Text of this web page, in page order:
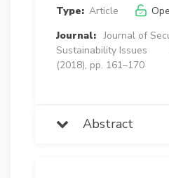
Type: Article
Journal: Journal of
Sustainability Issues
(2018), pp. 161–170
Abstract